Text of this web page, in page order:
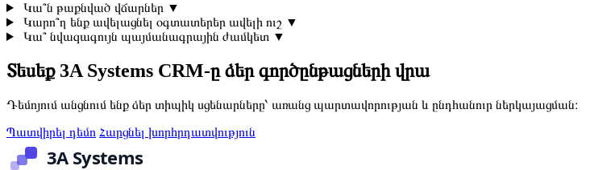
Կա՞ն թաքնված վճարներ ▼
Կարո՞ղ ենք ավելացնել օգտատերեր ավելի ուշ ▼
Կա՞ նվազագույն պայմանագրային ժամկետ ▼
Տեսեք 3A Systems CRM-ը ձեր գործընթացների վրա
Դեմոյում անցնում ենք ձեր տիպիկ սցենարները՝ առանց պարտավորության և ընդհանուր ներկայացման։
Պատվիրել դեմո Հարցնել խորհրդատվություն